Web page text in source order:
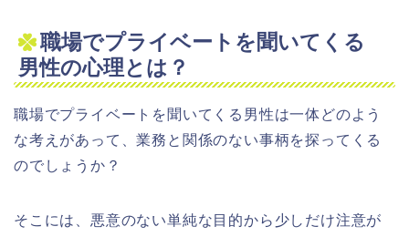
職場でプライベートを聞いてくる
男性の心理とは？
職場でプライベートを聞いてくる男性は一体どのよう
な考えがあって、業務と関係のない事柄を探ってくる
のでしょうか？
そこには、悪意のない単純な目的から少しだけ注意が